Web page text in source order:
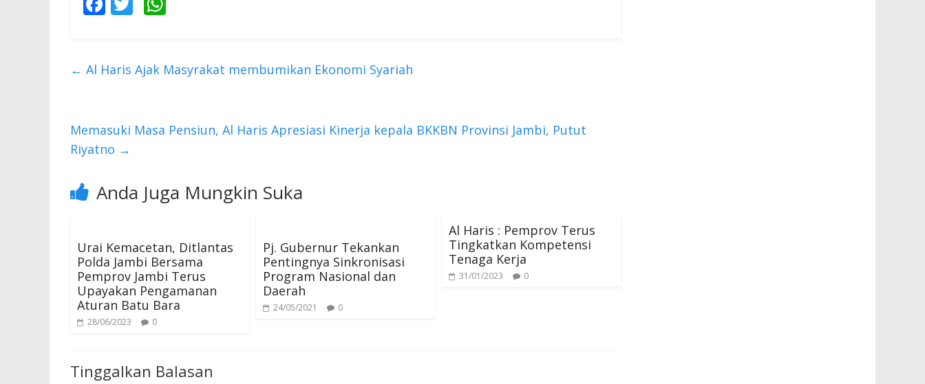
b
k
er s
p
← Al Haris Ajak Masyrakat membumikan Ekonomi Syariah
Memasuki Masa Pensiun, Al Haris Apresiasi Kinerja kepala BKKBN Provinsi Jambi, Putut
Riyatno →
Anda Juga Mungkin Suka
Urai Kemacetan, Ditlantas
Polda Jambi Bersama
Pemprov Jambi Terus
Upayakan Pengamanan
Aturan Batu Bara
28/06/2023 0
Pj. Gubernur Tekankan
Pentingnya Sinkronisasi
Program Nasional dan
Daerah
24/05/2021 0
Al Haris : Pemprov Terus
Tingkatkan Kompetensi
Tenaga Kerja
31/01/2023 0
Tinggalkan Balasan